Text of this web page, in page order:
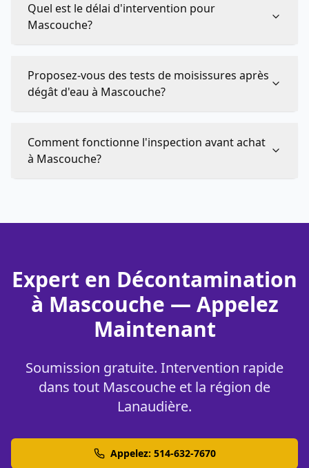
Quel est le délai d'intervention pour
Mascouche?
Proposez-vous des tests de moisissures après
dégât d'eau à Mascouche?
Comment fonctionne l'inspection avant achat
à Mascouche?
Expert en Décontamination
à Mascouche — Appelez
Maintenant
Soumission gratuite. Intervention rapide
dans tout Mascouche et la région de
Lanaudière.
Appelez: 514-632-7670